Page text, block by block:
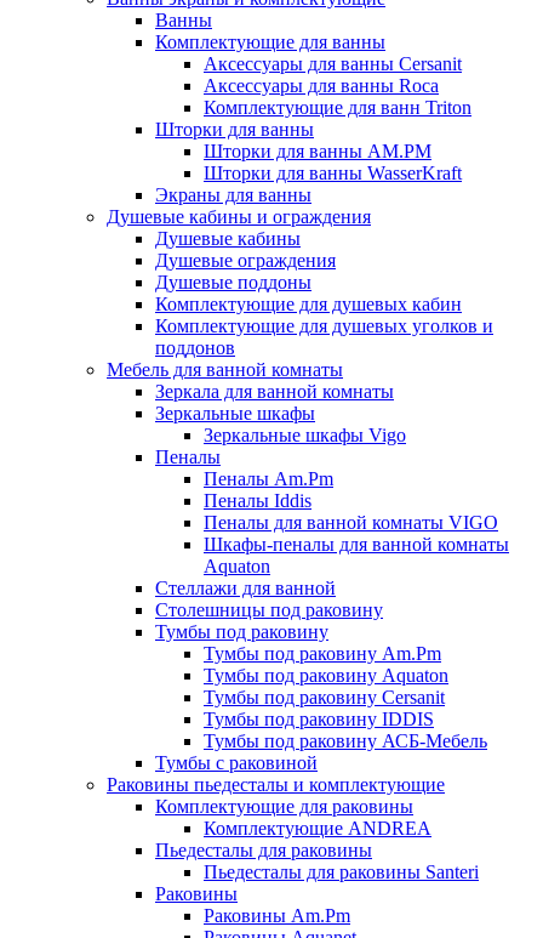
Ванны
Комплектующие для ванны
Аксессуары для ванны Cersanit
Аксессуары для ванны Roca
Комплектующие для ванн Triton
Шторки для ванны
Шторки для ванны AM.PM
Шторки для ванны WasserKraft
Экраны для ванны
Душевые кабины и ограждения
Душевые кабины
Душевые ограждения
Душевые поддоны
Комплектующие для душевых кабин
Комплектующие для душевых уголков и
поддонов
Мебель для ванной комнаты
Зеркала для ванной комнаты
Зеркальные шкафы
Зеркальные шкафы Vigo
Пеналы
Пеналы Am.Pm
Пеналы Iddis
Пеналы для ванной комнаты VIGO
Шкафы-пеналы для ванной комнаты
Aquaton
Стеллажи для ванной
Столешницы под раковину
Тумбы под раковину
Тумбы под раковину Am.Pm
Тумбы под раковину Aquaton
Тумбы под раковину Cersanit
Тумбы под раковину IDDIS
Тумбы под раковину АСБ-Мебель
Тумбы с раковиной
Раковины пьедесталы и комплектующие
Комплектующие для раковины
Комплектующие ANDREA
Пьедесталы для раковины
Пьедесталы для раковины Santeri
Раковины
Раковины Am.Pm